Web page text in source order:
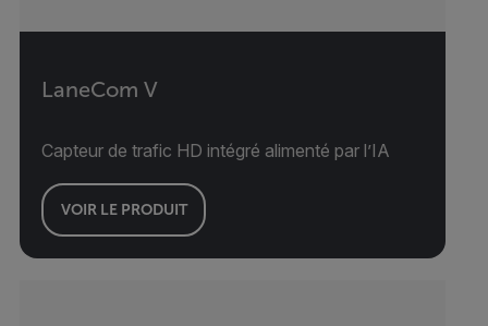
LaneCom V
Capteur de trafic HD intégré alimenté par l’IA
VOIR LE PRODUIT